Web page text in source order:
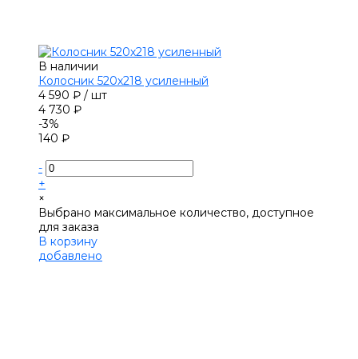
В наличии
Колосник 520х218 усиленный
4 590 ₽ / шт
4 730 ₽
-3%
140 ₽
-
+
×
Выбрано максимальное количество, доступное
для заказа
В корзину
добавлено